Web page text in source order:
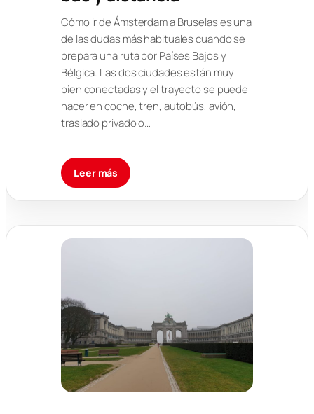
Cómo ir de Ámsterdam a Bruselas es una
de las dudas más habituales cuando se
prepara una ruta por Países Bajos y
Bélgica. Las dos ciudades están muy
bien conectadas y el trayecto se puede
hacer en coche, tren, autobús, avión,
traslado privado o…
Leer más